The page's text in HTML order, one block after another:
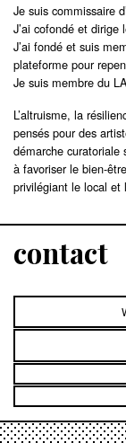
Je suis commissaire
J’ai cofondé et dirige
J’ai fondé et suis
plateforme pour
Je suis membre du
L’altruisme, la
pensés pour des
démarche curatoriale
à favoriser le bien-
privilégiant le local et
contact